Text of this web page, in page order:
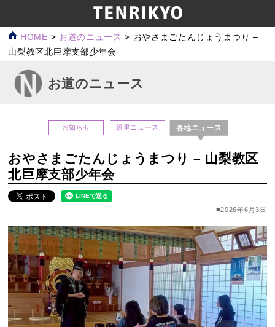
HOME > お道のニュース > おやさまごたんじょうまつり –
山梨教区北巨摩支部少年会
お道のニュース
お知らせ 親里ニュース 各地ニュース
おやさまごたんじょうまつり – 山梨教区
北巨摩支部少年会
■2026年6月3日